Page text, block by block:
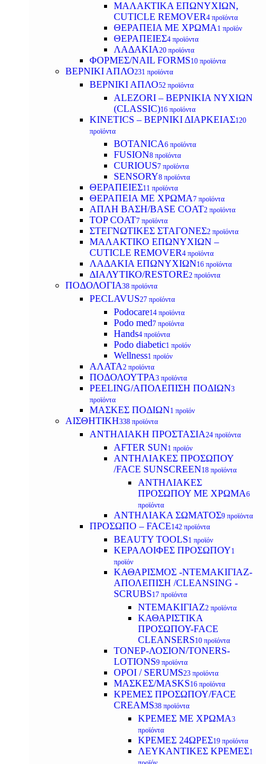
ΜΑΛΑΚΤΙΚΑ ΕΠΩΝΥΧΙΩΝ,
CUTICLE REMOVER4 προϊόντα
ΘΕΡΑΠΕΙΑ ΜΕ ΧΡΩΜΑ 1 προϊόν
ΘΕΡΑΠΕΙΕΣ4 προϊόντα
ΛΑΔΑΚΙΑ20 προϊόντα
ΦΟΡΜΕΣ/NAIL FORMS10 προϊόντα
ΒΕΡΝΙΚΙ ΑΠΛΟ231 προϊόντα
ΒΕΡΝΙΚΙ ΑΠΛΟ52 προϊόντα
ALEZORI – ΒΕΡΝΙΚΙΑ ΝΥΧΙΩΝ
(CLASSIC)16 προϊόντα
KINETICS – ΒΕΡΝΙΚΙ ΔΙΑΡΚΕΙΑΣ120
προϊόντα
BOTANICA6 προϊόντα
FUSION8 προϊόντα
CURIOUS7 προϊόντα
SENSORY8 προϊόντα
ΘΕΡΑΠΕΙΕΣ11 προϊόντα
ΘΕΡΑΠΕΙΑ ΜΕ ΧΡΩΜΑ7 προϊόντα
ΑΠΛΗ ΒΑΣΗ/BASE COAT2 προϊόντα
TOP COAT7 προϊόντα
ΣΤΕΓΝΩΤΙΚΕΣ ΣΤΑΓΟΝΕΣ2 προϊόντα
ΜΑΛΑΚΤΙΚΟ ΕΠΩΝΥΧΙΩΝ –
CUTICLE REMOVER4 προϊόντα
ΛΑΔΑΚΙΑ ΕΠΩΝΥΧΙΩΝ16 προϊόντα
ΔΙΑΛΥΤΙΚΟ/RESTORE2 προϊόντα
ΠΟΔΟΛΟΓΙΑ38 προϊόντα
PECLAVUS27 προϊόντα
Podocare14 προϊόντα
Podo med7 προϊόντα
Hands4 προϊόντα
Podo diabetic1 προϊόν
Wellness1 προϊόν
ΑΛΑΤΑ2 προϊόντα
ΠΟΔΟΛΟΥΤΡΑ3 προϊόντα
PEELING/ΑΠΟΛΕΠΙΣΗ ΠΟΔΙΩΝ3
προϊόντα
ΜΑΣΚΕΣ ΠΟΔΙΩΝ1 προϊόν
ΑΙΣΘΗΤΙΚΗ338 προϊόντα
ΑΝΤΗΛΙΑΚΗ ΠΡΟΣΤΑΣΙΑ24 προϊόντα
AFTER SUN1 προϊόν
ΑΝΤΗΛΙΑΚΕΣ ΠΡΟΣΩΠΟΥ
/FACE SUNSCREEN18 προϊόντα
ΑΝΤΗΛΙΑΚΕΣ
ΠΡΟΣΩΠΟΥ ΜΕ ΧΡΩΜΑ6
προϊόντα
ΑΝΤΗΛΙΑΚΑ ΣΩΜΑΤΟΣ9 προϊόντα
ΠΡΟΣΩΠΟ – FACE142 προϊόντα
BEAUTY TOOLS1 προϊόν
ΚΕΡΑΛΟΙΦΕΣ ΠΡΟΣΩΠΟΥ1
προϊόν
ΚΑΘΑΡΙΣΜΟΣ -ΝΤΕΜΑΚΙΓΙΑΖ-
ΑΠΟΛΕΠΙΣΗ /CLEANSING -
SCRUBS17 προϊόντα
ΝΤΕΜΑΚΙΓΙΑΖ2 προϊόντα
ΚΑΘΑΡΙΣΤΙΚΑ
ΠΡΟΣΩΠΟΥ-FACE
CLEANSERS10 προϊόντα
ΤΟΝΕΡ-ΛΟΣΙΟΝ/TONERS-
LOTIONS9 προϊόντα
ΟΡΟΙ / SERUMS23 προϊόντα
ΜΑΣΚΕΣ/MASKS16 προϊόντα
ΚΡΕΜΕΣ ΠΡΟΣΩΠΟΥ/FACE
CREAMS38 προϊόντα
ΚΡΕΜΕΣ ΜΕ ΧΡΩΜΑ3
προϊόντα
ΚΡΕΜΕΣ 24ΩΡΕΣ19 προϊόντα
ΛΕΥΚΑΝΤΙΚΕΣ ΚΡΕΜΕΣ1